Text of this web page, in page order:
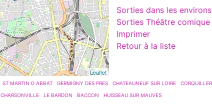
Leaflet
Sorties dans les
Sorties Théâtre
Imprimer
Retour à la liste
ST MARTIN D ABBAT GERMIGNY DES PRES CHATEAUNEUF SUR LOIRE
CHARSONVILLE LE BARDON BACCON HUISSEAU SUR MAUVES